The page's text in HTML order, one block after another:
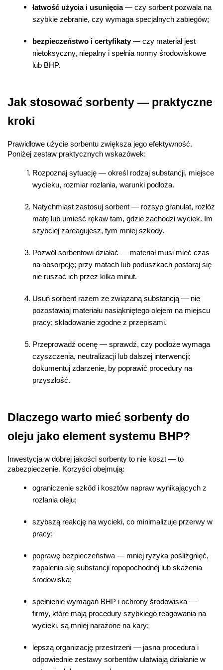
łatwość użycia i usunięcia — czy sorbent pozwala na
szybkie zebranie, czy wymaga specjalnych zabiegów;
bezpieczeństwo i certyfikaty — czy materiał jest
nietoksyczny, niepalny i spełnia normy środowiskowe
lub BHP.
Jak stosować sorbenty — praktyczne
kroki
Prawidłowe użycie sorbentu zwiększa jego efektywność.
Poniżej zestaw praktycznych wskazówek:
Rozpoznaj sytuację — określ rodzaj substancji, miejsce
wycieku, rozmiar rozlania, warunki podłoża.
Natychmiast zastosuj sorbent — rozsyp granulat, rozłóż
matę lub umieść rękaw tam, gdzie zachodzi wyciek. Im
szybciej zareagujesz, tym mniej szkody.
Pozwól sorbentowi działać — materiał musi mieć czas
na absorpcję; przy matach lub poduszkach postaraj się
nie ruszać ich przez kilka minut.
Usuń sorbent razem ze związaną substancją — nie
pozostawiaj materiału nasiąkniętego olejem na miejscu
pracy; składowanie zgodne z przepisami.
Przeprowadź ocenę — sprawdź, czy podłoże wymaga
czyszczenia, neutralizacji lub dalszej interwencji;
dokumentuj zdarzenie, by poprawić procedury na
przyszłość.
Dlaczego warto mieć sorbenty do
oleju jako element systemu BHP?
Inwestycja w dobrej jakości sorbenty to nie koszt — to
zabezpieczenie. Korzyści obejmują:
ograniczenie szkód i kosztów napraw wynikających z
rozlania oleju;
szybszą reakcję na wycieki, co minimalizuje przerwy w
pracy;
poprawę bezpieczeństwa — mniej ryzyka poślizgnięć,
zapalenia się substancji ropopochodnej lub skażenia
środowiska;
spełnienie wymagań BHP i ochrony środowiska —
firmy, które mają procedury szybkiego reagowania na
wycieki, są mniej narażone na kary;
lepszą organizację przestrzeni — jasna procedura i
odpowiednie zestawy sorbentów ułatwiają działanie w